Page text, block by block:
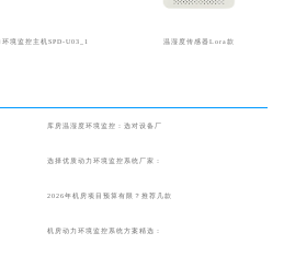
环境监控主机SPD-U03_1 温湿度传感器Lora款
库房温湿度环境监控：选对设备厂
选择优质动力环境监控系统厂家：
2026年机房项目预算有限？推荐几款
机房动力环境监控系统方案精选：